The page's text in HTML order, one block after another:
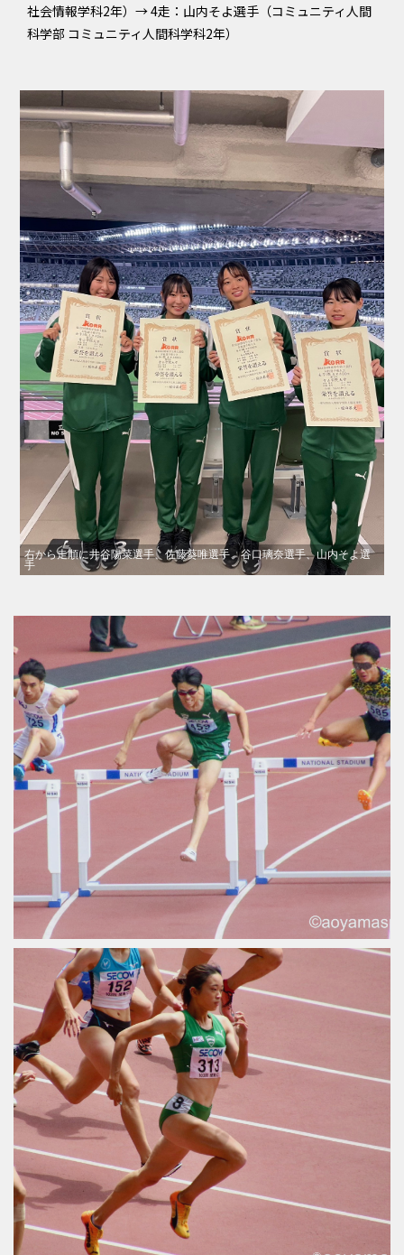
社会情報学科2年）→ 4走：山内そよ選手（コミュニティ人間
科学部 コミュニティ人間科学科2年）
右から走順に井谷陽菜選手、佐藤葵唯選手、谷口璃奈選手、山内そよ選
手